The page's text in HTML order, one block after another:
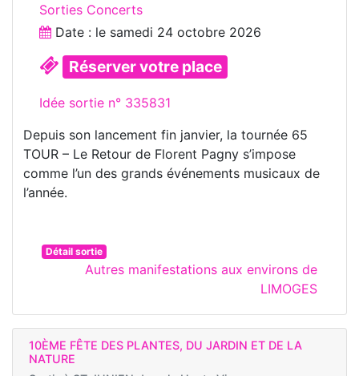
Sorties Concerts
Date : le samedi 24 octobre 2026
Réserver votre place
Idée sortie n° 335831
Depuis son lancement fin janvier, la tournée 65
TOUR – Le Retour de Florent Pagny s’impose
comme l’un des grands événements musicaux de
l’année.
Détail sortie
Autres manifestations aux environs de
LIMOGES
10ÈME FÊTE DES PLANTES, DU JARDIN ET DE LA
NATURE